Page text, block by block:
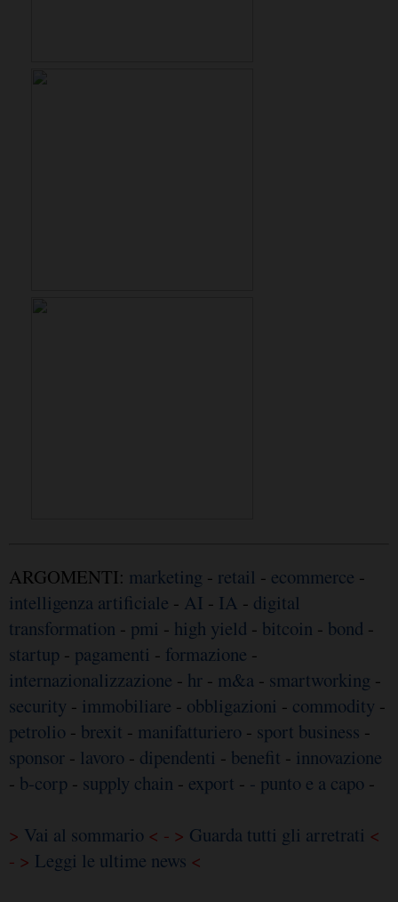
ARGOMENTI: marketing - retail - ecommerce -
intelligenza artificiale - AI - IA - digital
transformation - pmi - high yield - bitcoin - bond -
startup - pagamenti - formazione -
internazionalizzazione - hr - m&a - smartworking -
security - immobiliare - obbligazioni - commodity -
petrolio - brexit - manifatturiero - sport business -
sponsor - lavoro - dipendenti - benefit - innovazione
- b-corp - supply chain - export - - punto e a capo -
> Vai al sommario < - > Guarda tutti gli arretrati <
- > Leggi le ultime news <